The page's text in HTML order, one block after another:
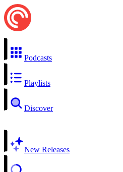
Podcasts
Playlists
Discover
New Releases